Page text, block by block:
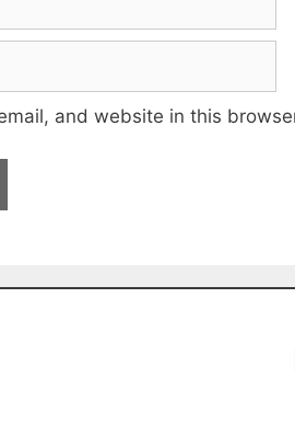
and website in this